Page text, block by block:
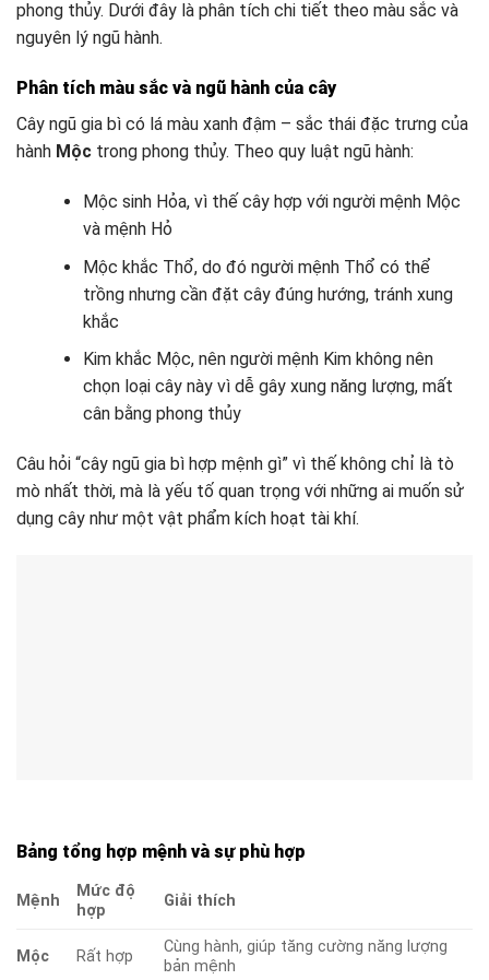
phong thủy. Dưới đây là phân tích chi tiết theo màu sắc và
nguyên lý ngũ hành.
Phân tích màu sắc và ngũ hành của cây
Cây ngũ gia bì có lá màu xanh đậm – sắc thái đặc trưng của
hành Mộc trong phong thủy. Theo quy luật ngũ hành:
Mộc sinh Hỏa, vì thế cây hợp với người mệnh Mộc
và mệnh Hỏ
Mộc khắc Thổ, do đó người mệnh Thổ có thể
trồng nhưng cần đặt cây đúng hướng, tránh xung
khắc
Kim khắc Mộc, nên người mệnh Kim không nên
chọn loại cây này vì dễ gây xung năng lượng, mất
cân bằng phong thủy
Câu hỏi “cây ngũ gia bì hợp mệnh gì” vì thế không chỉ là tò
mò nhất thời, mà là yếu tố quan trọng với những ai muốn sử
dụng cây như một vật phẩm kích hoạt tài khí.
Bảng tổng hợp mệnh và sự phù hợp
Mệnh
Mức độ
hợp
Giải thích
Mộc Rất hợp
Cùng hành, giúp tăng cường năng lượng
bản mệnh